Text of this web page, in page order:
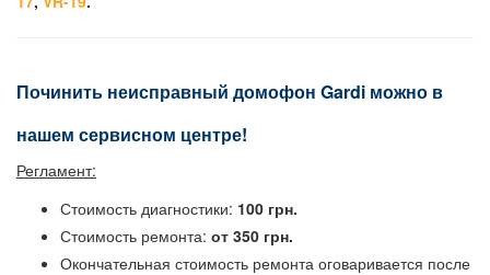
Починить неисправный домофон Gardi можно в
нашем сервисном центре!
Регламент:
Стоимость диагностики: 100 грн.
Стоимость ремонта: от 350 грн.
Окончательная стоимость ремонта оговаривается после